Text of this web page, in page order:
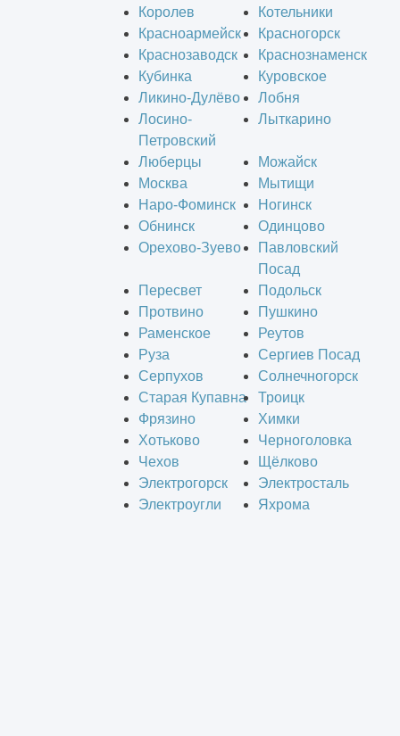
Королев
Котельники
Красноармейск
Красногорск
Краснозаводск
Краснознаменск
Кубинка
Куровское
Ликино-Дулёво
Лобня
Лосино-
Петровский
Лыткарино
Люберцы
Можайск
Москва
Мытищи
Наро-Фоминск
Ногинск
Обнинск
Одинцово
Орехово-Зуево
Павловский
Посад
Пересвет
Подольск
Протвино
Пушкино
Раменское
Реутов
Руза
Сергиев Посад
Серпухов
Солнечногорск
Старая Купавна
Троицк
Фрязино
Химки
Хотьково
Черноголовка
Чехов
Щёлково
Электрогорск
Электросталь
Электроугли
Яхрома